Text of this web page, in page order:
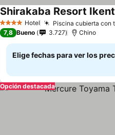
4 EstrellasHotel Piscina cubierta con
Shirakaba Resort
7,8 Bueno 3.727 Chino
Elige fechas para ver los
Opción destacada